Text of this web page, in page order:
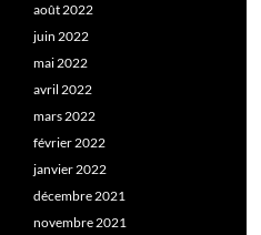
août 2022
juin 2022
mai 2022
avril 2022
mars 2022
février 2022
janvier 2022
décembre 2021
novembre 2021